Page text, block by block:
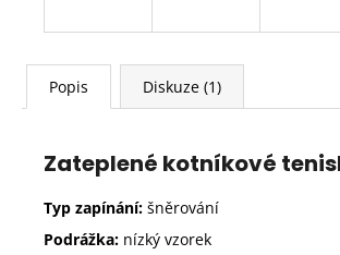
Popis Diskuze (1)
Zateplené kotníkové
Typ zapínání: šněrování
Podrážka: nízký vzorek